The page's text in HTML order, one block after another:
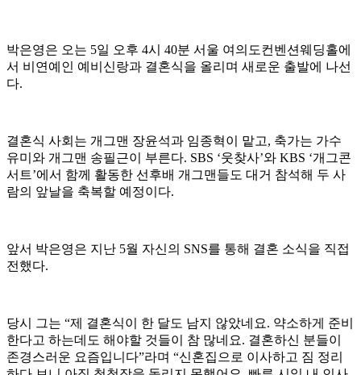
박은영은 오는 5일 오후 4시 40분 서울 여의도컨벤션웨딩홀에
서 비연예인 예비신랑과 결혼식을 올리며 새로운 출발에 나선
다.
결혼식 사회는 개그맨 장윤석과 임종혁이 맡고, 축가는 가수
유미와 개그맨 송필근이 부른다. SBS ‘웃찾사’와 KBS ‘개그콘
서트’에서 함께 활동한 선후배 개그맨들도 대거 참석해 두 사
람의 앞날을 축복할 예정이다.
앞서 박은영은 지난 5월 자신의 SNS를 통해 결혼 소식을 직접
전했다.
당시 그는 “제 결혼식이 한 달도 남지 않았네요. 약소하게 준비
한다고 하는데도 해야할 것들이 참 많네요. 결혼하신 분들이
존경스러운 요즘입니다”라며 “신혼집으로 이사하고 짐 정리